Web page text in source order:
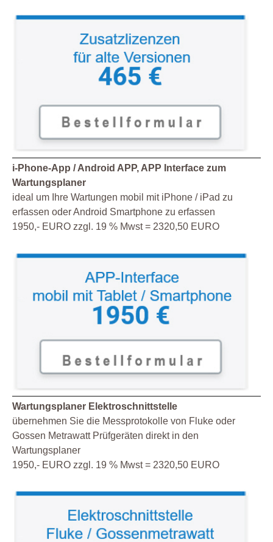
i-Phone-App / Android APP, APP Interface zum
Wartungsplaner
ideal um Ihre Wartungen mobil mit iPhone / iPad zu
erfassen oder Android Smartphone zu erfassen
1950,- EURO zzgl. 19 % Mwst = 2320,50 EURO
Wartungsplaner Elektroschnittstelle
übernehmen Sie die Messprotokolle von Fluke oder
Gossen Metrawatt Prüfgeräten direkt in den
Wartungsplaner
1950,- EURO zzgl. 19 % Mwst = 2320,50 EURO